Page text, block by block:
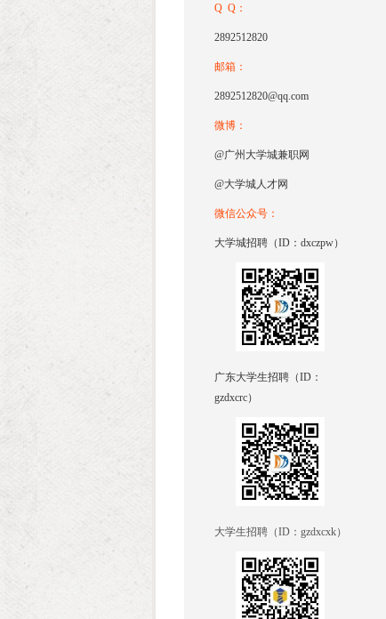
Q Q：
2892512820
邮箱：
2892512820@qq.com
微博：
@广州大学城兼职网
@大学城人才网
微信公众号：
大学城招聘（ID：dxczpw）
广东大学生招聘（ID：
gzdxcrc）
大学生招聘（ID： gzdxcxk）